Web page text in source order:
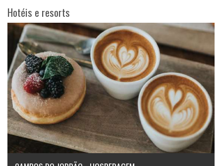
Hotéis e resorts